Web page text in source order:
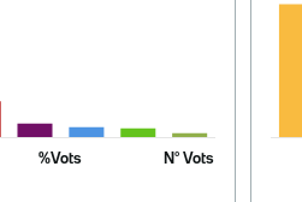
%Vots Nº Vots